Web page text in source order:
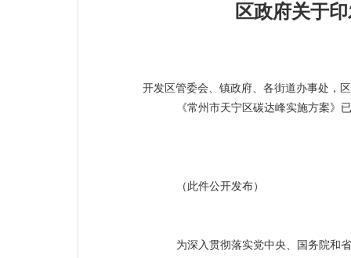
区政府关于
开发区管委会、镇政府、各街道办事处，
《常州市天宁区碳达峰实施方案》
（此件公开发布）
为深入贯彻落实党中央、国务院和